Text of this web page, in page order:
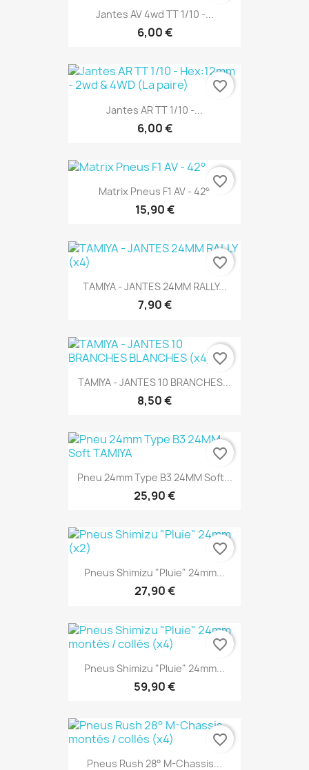
Jantes AV 4wd TT 1/10 -...
6,00 €
Jantes AR TT 1/10 -...
6,00 €
favorite_border
Matrix Pneus F1 AV - 42°
15,90 €
favorite_border
TAMIYA - JANTES 24MM RALLY...
7,90 €
favorite_border
TAMIYA - JANTES 10 BRANCHES...
8,50 €
favorite_border
Pneu 24mm Type B3 24MM Soft...
25,90 €
favorite_border
Pneus Shimizu "Pluie" 24mm...
27,90 €
favorite_border
Pneus Shimizu "Pluie" 24mm...
59,90 €
favorite_border
Pneus Rush 28° M-Chassis...
favorite_border